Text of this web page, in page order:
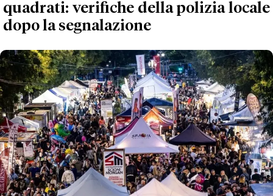
quadrati: verifiche della polizia locale
dopo la segnalazione